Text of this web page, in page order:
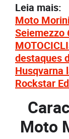
Leia mais:
Moto
Seiemezzo
destaques
Husqvarna
Rockstar
Moto